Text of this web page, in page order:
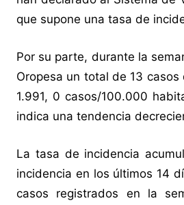
que supone una tasa de
Por su parte, durante la
Oropesa un total de 13
1.991, 0 casos/100.000
indica una tendencia
La tasa de incidencia
incidencia en los últimos 14
casos registrados en la